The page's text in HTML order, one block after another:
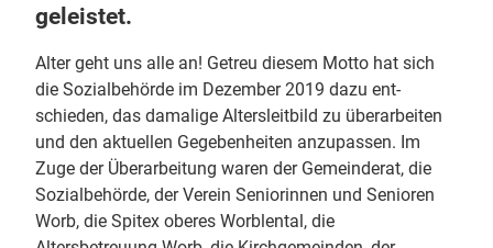
geleistet.
Alter geht uns alle an! Getreu diesem Motto hat sich
die Sozialbehörde im Dezember 2019 dazu ent-
schieden, das damalige Altersleitbild zu überarbeiten
und den aktuellen Gegebenheiten anzupassen. Im
Zuge der Überarbeitung waren der Gemeinderat, die
Sozialbehörde, der Verein Seniorinnen und Senioren
Worb, die Spitex oberes Worblental, die